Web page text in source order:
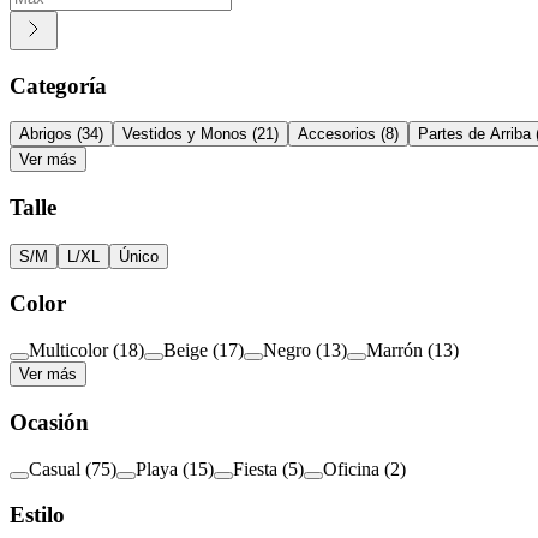
Categoría
Abrigos (34) Vestidos y Monos (21) Accesorios (8) Partes de Arriba
Ver más
Talle
S/M L/XL Único
Color
Multicolor (18) Beige (17) Negro (13) Marrón (13)
Ver más
Ocasión
Casual (75) Playa (15) Fiesta (5) Oficina (2)
Estilo